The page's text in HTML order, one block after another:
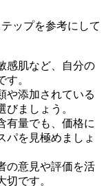
ップを参考にして
感肌など、自分の
。
や添加されている
ましょう。
有量でも、価格に
パを見極めましょ
の意見や評価を活
です。